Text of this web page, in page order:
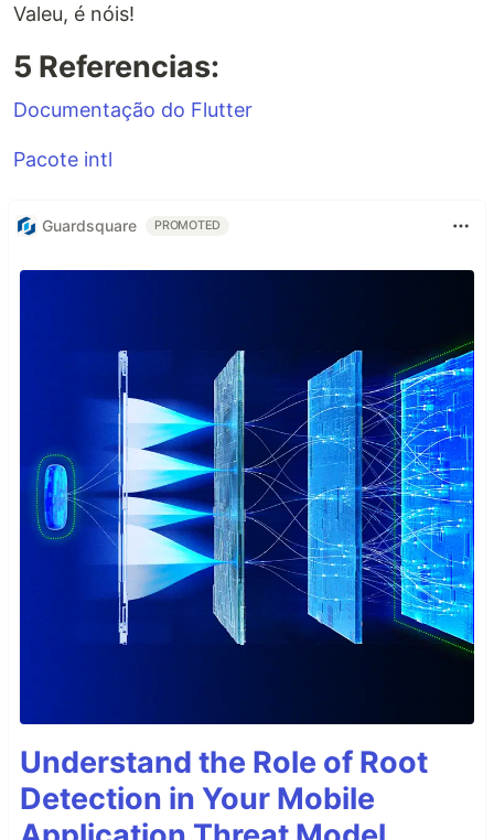
Valeu, é nóis!
5 Referencias:
Documentação do Flutter
Pacote intl
Guardsquare PROMOTED
Understand the Role of Root
Detection in Your Mobile